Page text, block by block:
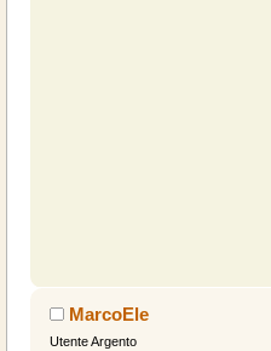
MarcoEle
Utente Argento